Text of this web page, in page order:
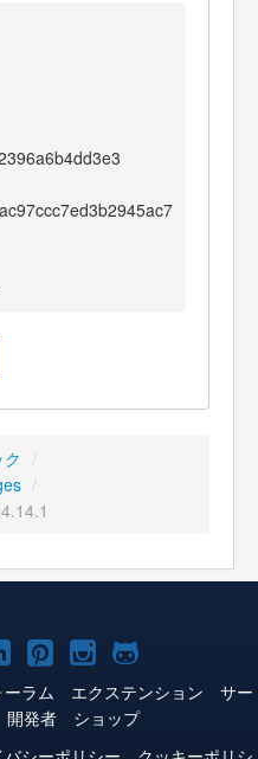
/
/
Joomla!
LinkedIn
Joomla!
Pinterest
Joomla!
Instagram
Joomla!
GitHub
ーラム エクステンション
サー
開発者
ショップ